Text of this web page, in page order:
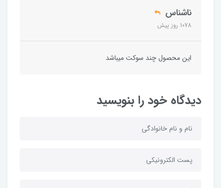
ناشناس
1078 روز پیش
این محصول چند سوکت میباشد
دیدگاه خود را بنویسید